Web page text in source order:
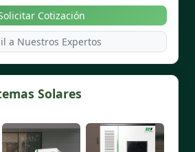
Cotización
a Nuestros Expertos
Solares